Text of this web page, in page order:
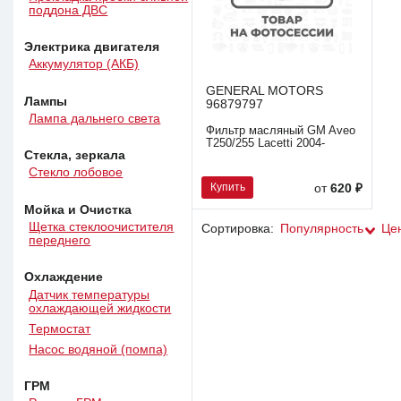
поддона ДВС
Электрика двигателя
Аккумулятор (АКБ)
Лампы
Лампа дальнего света
Стекла, зеркала
Стекло лобовое
Мойка и Очистка
Щетка стеклоочистителя
переднего
Охлаждение
Датчик температуры
охлаждающей жидкости
Термостат
Насос водяной (помпа)
ГРМ
GENERAL MOTORS
96879797
Фильтр масляный GM Aveo
T250/255 Lacetti 2004-
Купить от620 ₽
Сортировка: Популярность